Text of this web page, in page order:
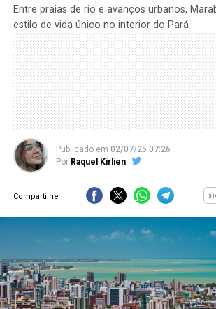
Entre praias de rio e avanços urbanos,
estilo de vida único no interior do Pará
Publicado em 02/07/25 07:26
Por Raquel Kirlien
Compartilhe